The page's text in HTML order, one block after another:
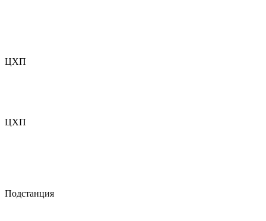
ЦХП
ЦХП
Подстанция